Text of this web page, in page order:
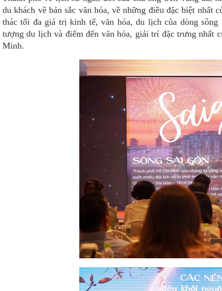
du khách về bản sắc văn hóa, về những điều đặc biệt
thác tối đa giá trị kinh tế, văn hóa, du lịch của dòng
tượng du lịch và điểm đến văn hóa, giải trí đặc trưng nhất
Minh.